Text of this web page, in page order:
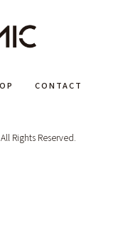
CONTACT
Rights Reserved.